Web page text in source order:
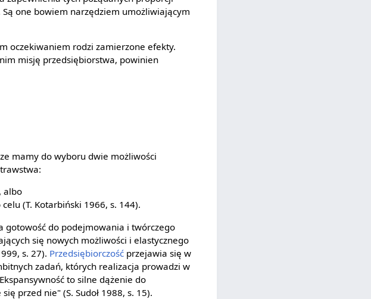
one bowiem narzędziem umożliwiającym
oczekiwaniem rodzi zamierzone efekty.
misję przedsiębiorstwa, powinien
mamy do wyboru dwie możliwości
albo
(T. Kotarbiński 1966, s. 144).
gotowość do podejmowania i twórczego
się nowych możliwości i elastycznego
s. 27). Przedsiębiorczość przejawia się w
zadań, których realizacja prowadzi w
to silne dążenie do
przed nie" (S. Sudoł 1988, s. 15).